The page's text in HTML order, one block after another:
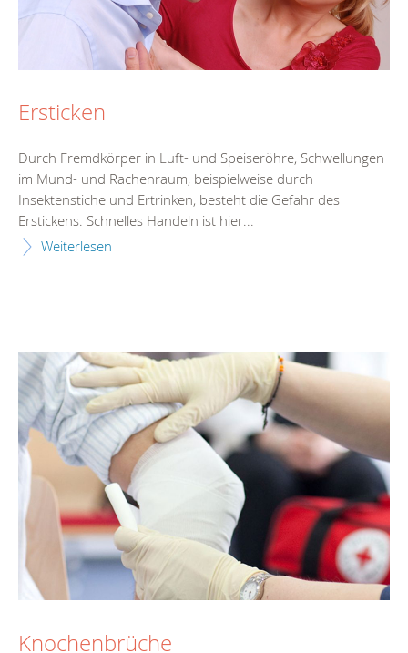
Ersticken
Durch Fremdkörper in Luft- und Speiseröhre, Schwellungen
im Mund- und Rachenraum, beispielweise durch
Insektenstiche und Ertrinken, besteht die Gefahr des
Erstickens. Schnelles Handeln ist hier...
Weiterlesen
Knochenbrüche